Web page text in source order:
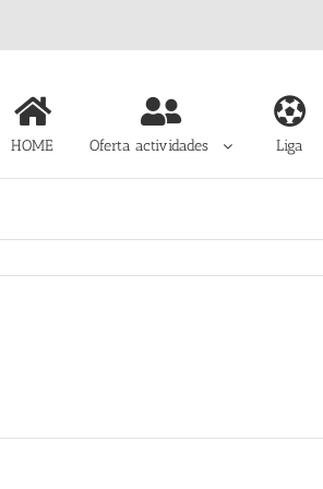
HOME Oferta actividades Liga